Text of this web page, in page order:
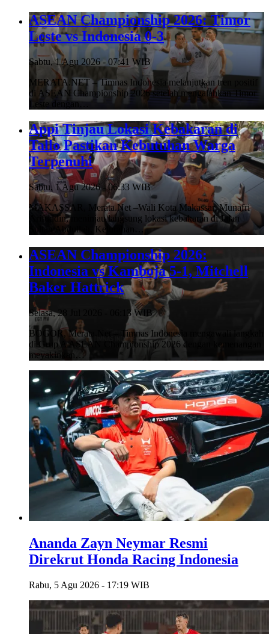
ASEAN Championship 2026: Timor
Leste vs Indonesia 0-3
Sabtu, 1 Agu 2026 - 07:41 WIB
MERATA.NET – Timnas Indonesia melanjutkan tren positif
di ASEAN Championship 2026 setelah mengalahkan Timor
Leste dengan…
Appi Tinjau Lokasi Kebakaran di
Tallo Pastikan Kebutuhan Warga
Terpenuhi
Sabtu, 1 Agu 2026 - 06:33 WIB
MAKASSAR, Merata.Net –Wali Kota Makassar, Munafri
Arifuddin, meninjau langsung lokasi kebakaran di Jalan
Sultan Abdullah, Kelurahan…
ASEAN Championship 2026:
Indonesia vs Kamboja 5-1, Mitchell
Baker Hattrick
Selasa, 28 Jul 2026 - 06:13 WIB
BOGOR, Merata.Net – Timnas Indonesia mengawali langkah
di Grup A ASEAN Championship 2026 dengan kemenangan
meyakinkan…
Ananda Zayn Neymar Resmi
Direkrut Honda Racing Indonesia
Rabu, 5 Agu 2026 - 17:19 WIB